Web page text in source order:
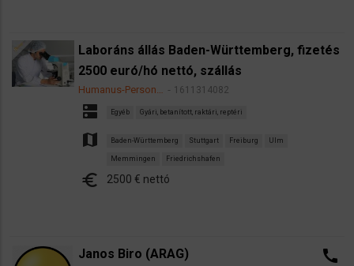
Laboráns állás Baden-Württemberg, fizetés
2500 euró/hó nettó, szállás
Humanus-Person… 1611314082
dns Egyéb Gyári, betanított, raktári, reptéri
map Baden-Württemberg Stuttgart Freiburg Ulm
Memmingen Friedrichshafen
euro 2500 € nettó
Janos Biro (ARAG)
call